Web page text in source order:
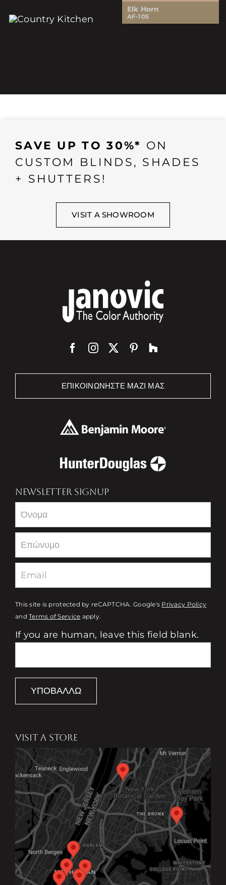
Elk Horn
AF-105
SAVE UP TO 30%* ON
CUSTOM BLINDS, SHADES
+ SHUTTERS!
VISIT A SHOWROOM
ΕΠΙΚΟΙΝΩΝΉΣΤΕ ΜΑΖΊ ΜΑΣ
NEWSLETTER SIGNUP
Newsletter
This site is protected by reCAPTCHA. Google's Privacy Policy
andTerms of Service apply.
If you are human, leave this field blank.
ΥΠΟΒΆΛΛΩ
VISIT A STORE